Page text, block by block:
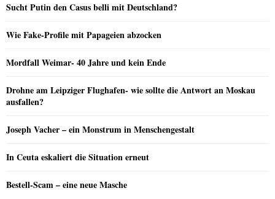
Sucht Putin den Casus belli mit Deutschland?
Wie Fake-Profile mit Papageien abzocken
Mordfall Weimar- 40 Jahre und kein Ende
Drohne am Leipziger Flughafen- wie sollte die Antwort an Moskau
ausfallen?
Joseph Vacher – ein Monstrum in Menschengestalt
In Ceuta eskaliert die Situation erneut
Bestell-Scam – eine neue Masche